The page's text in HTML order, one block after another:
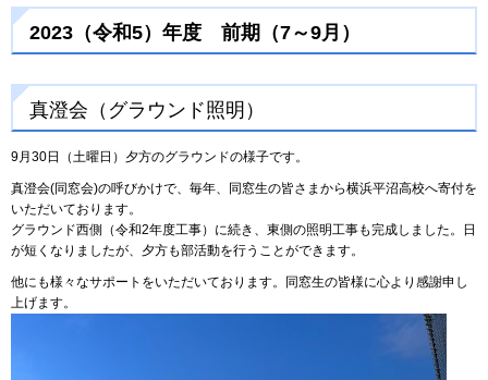
2023（令和5）年度 前期（7～9月）
真澄会（グラウンド照明）
9月30日（土曜日）夕方のグラウンドの様子です。
真澄会(同窓会)の呼びかけで、毎年、同窓生の皆さまから横浜平沼高校へ寄付を
いただいております。
グラウンド西側（令和2年度工事）に続き、東側の照明工事も完成しました。日
が短くなりましたが、夕方も部活動を行うことができます。
他にも様々なサポートをいただいております。同窓生の皆様に心より感謝申し
上げます。